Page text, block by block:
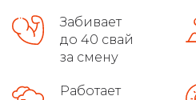
распушовка свай для
Забивает
до 40 свай
за смену
Работает